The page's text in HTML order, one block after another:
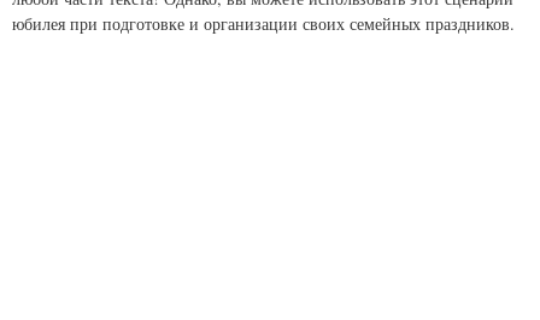
юбилея при подготовке и организации своих семейных праздников.